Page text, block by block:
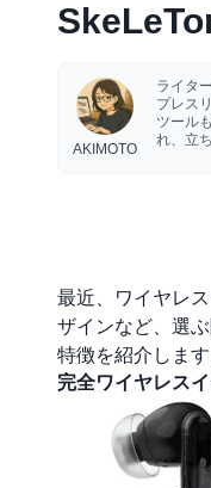
AKIMOTO
ライタ
プレス
ツール
れ、立
最近、ワイヤレ
ザインなど、選
特徴を紹介しま
完全ワイヤレス